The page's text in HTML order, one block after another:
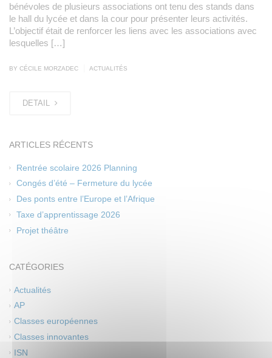
bénévoles de plusieurs associations ont tenu des stands dans
le hall du lycée et dans la cour pour présenter leurs activités.
L’objectif était de renforcer les liens avec les associations avec
lesquelles […]
BY CÉCILE MORZADEC ACTUALITÉS
DETAIL
ARTICLES RÉCENTS
Rentrée scolaire 2026 Planning
Congés d’été – Fermeture du lycée
Des ponts entre l’Europe et l’Afrique
Taxe d’apprentissage 2026
Projet théâtre
CATÉGORIES
Actualités
AP
Classes européennes
Classes innovantes
ISN